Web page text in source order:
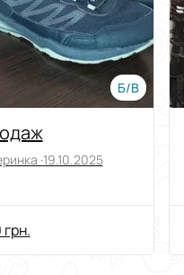
Б/В
·19.10.2025